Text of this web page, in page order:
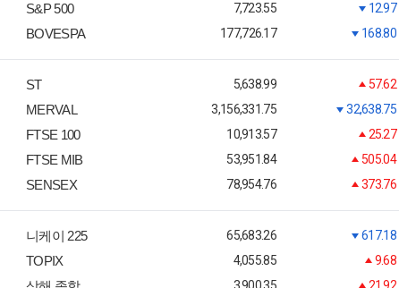
S&P 500 7,723.55 12.97
BOVESPA 177,726.17 168.80
ST 5,638.99 57.62
MERVAL 3,156,331.75 32,638.75
FTSE 100 10,913.57 25.27
FTSE MIB 53,951.84 505.04
SENSEX 78,954.76 373.76
니케이 225 65,683.26 617.18
TOPIX 4,055.85 9.68